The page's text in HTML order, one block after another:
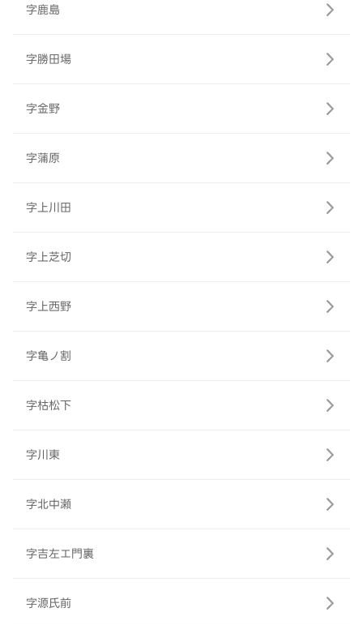
字鹿島
字勝田場
字金野
字蒲原
字上川田
字上芝切
字上西野
字亀ノ割
字枯松下
字川東
字北中瀬
字吉左エ門裏
字源氏前